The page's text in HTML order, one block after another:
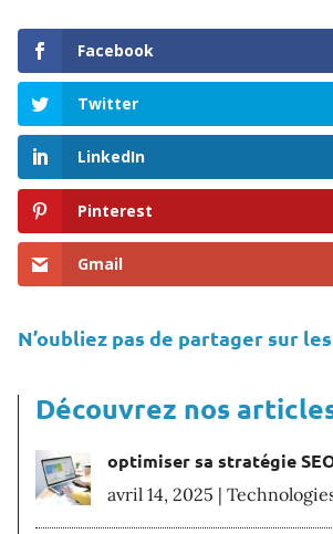
Facebook
Twitter
LinkedIn
Pinterest
Gmail
N’oubliez pas de partager sur
Découvrez nos
optimiser sa stratégie
avril 14, 2025 |